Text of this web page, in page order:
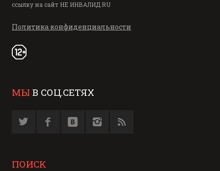
ссылку на сайт НЕ ИНВАЛИД.RU
Политика конфиденциальности
МЫ В СОЦ.СЕТЯХ
ПОИСК